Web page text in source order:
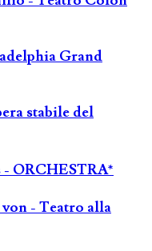
Grand
stabile del
- ORCHESTRA*
- Teatro alla